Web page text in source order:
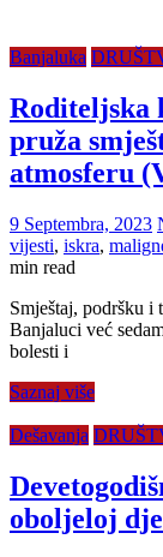
Banjaluka
Roditeljska
pruža
atmosferu
9 Septembra, 2023
vijesti, iskra,
min read
Smještaj, podršku i
Banjaluci već
bolesti i
Saznaj više
Dešavanja
oboljeloj